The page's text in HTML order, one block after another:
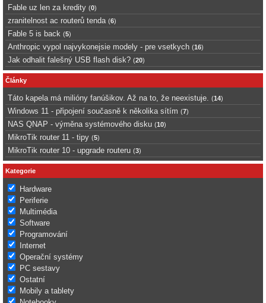
Fable uz len za kredity (0)
zranitelnost ac routerů tenda (6)
Fable 5 is back (5)
Anthropic vypol najvykonejsie modely - pre vsetkych (16)
Jak odhalit falešný USB flash disk? (20)
Články
Táto kapela má milióny fanúšikov. Až na to, že neexistuje. (14)
Windows 11 - připojení současně k několika sítím (7)
NAS QNAP - výměna systémového disku (10)
MikroTik router 11 - tipy (5)
MikroTik router 10 - upgrade routeru (3)
Kategorie
Hardware
Periferie
Multimédia
Software
Programování
Internet
Operační systémy
PC sestavy
Ostatní
Mobily a tablety